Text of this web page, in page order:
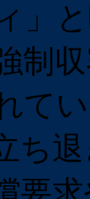
」
制
て
ち
要